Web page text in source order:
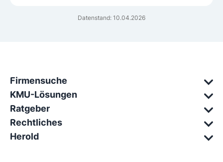
Datenstand: 10.04.2026
Firmensuche
KMU-Lösungen
Ratgeber
Rechtliches
Herold